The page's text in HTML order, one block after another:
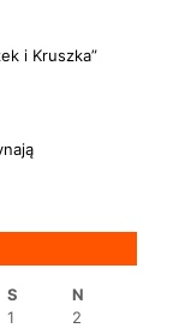
i Kruszka”
S
N
1
2